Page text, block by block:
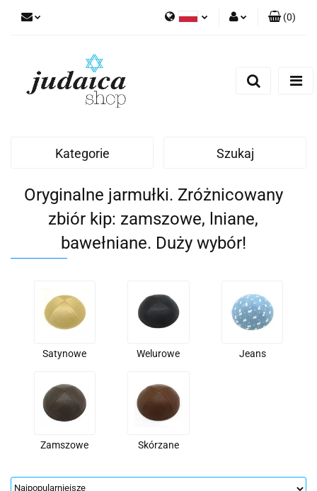
(0)
Kategorie Szukaj
Oryginalne jarmułki. Zróżnicowany
zbiór kip: zamszowe, lniane,
bawełniane. Duży wybór!
Satynowe Welurowe Jeans
Zamszowe Skórzane